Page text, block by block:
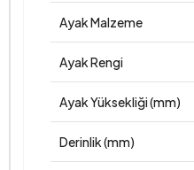
Ayak Malzeme
Ayak Rengi
Ayak Yüksekliği (mm)
Derinlik (mm)